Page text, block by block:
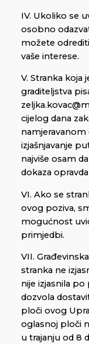
IV. Ukoliko se
osobno
možete
vaše interese.
V. Stranka koja
graditeljstva
cijelog dana
namjeravanom
izjašnjavanje
najviše osam
dokaza
VI. Ako se
ovog poziva,
mogućnost
primjedbi.
VII.
stranka ne
nije izjasnila po
dozvola
ploči ovog
oglasnoj ploči
u trajanju od 8